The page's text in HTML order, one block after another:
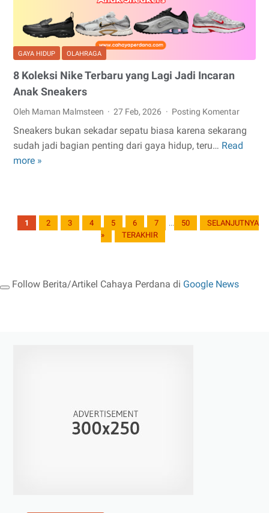
Perlu
Kamu
Tahu
GAYA HIDUP OLAHRAGA
8 Koleksi Nike Terbaru yang Lagi Jadi Incaran
Anak Sneakers
Oleh Maman Malmsteen 27 Feb, 2026 Posting Komentar
Sneakers bukan sekadar sepatu biasa karena sekarang
sudah jadi bagian penting dari gaya hidup, teru… Read
more »
yang
Anak
1 2 3 4 5 6 7 ... 50
SELANJUTNYA
»
TERAKHIR
Follow Berita/Artikel Cahaya Perdana di Google News